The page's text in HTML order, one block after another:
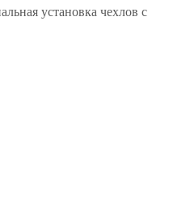
установка чехлов с